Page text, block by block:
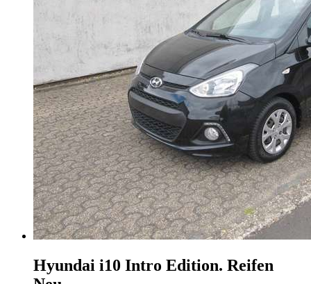
Hyundai i10 Intro Edition. Reifen